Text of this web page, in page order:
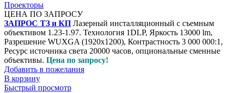
Проекторы
ЦЕНА ПО ЗАПРОСУ
ЗАПРОС ТЗ и КП Лазерный инсталляционный с съемным
объективом 1.23-1.97. Технология 1DLP, Яркость 13000 lm,
Разрешение WUXGA (1920x1200), Контрастность 3 000 000:1,
Ресурс источника света 20000 часов, опциональные сменные
объективы. Цена по запросу!
Добавить в пожелания
В корзину
Быстрый просмотр